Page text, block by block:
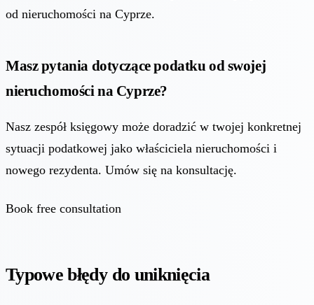
od nieruchomości na Cyprze.
Masz pytania dotyczące podatku od swojej
nieruchomości na Cyprze?
Nasz zespół księgowy może doradzić w twojej konkretnej
sytuacji podatkowej jako właściciela nieruchomości i
nowego rezydenta. Umów się na konsultację.
Book free consultation
Typowe błędy do uniknięcia